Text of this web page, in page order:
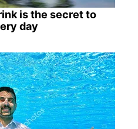
is the secret to
day